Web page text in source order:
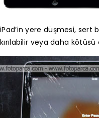
iPad’in yere düşmesi, sert
kırılabilir veya daha